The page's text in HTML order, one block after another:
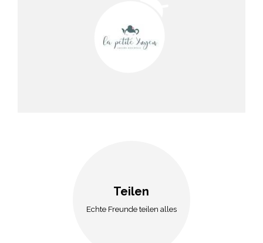
Teilen
Echte Freunde teilen alles